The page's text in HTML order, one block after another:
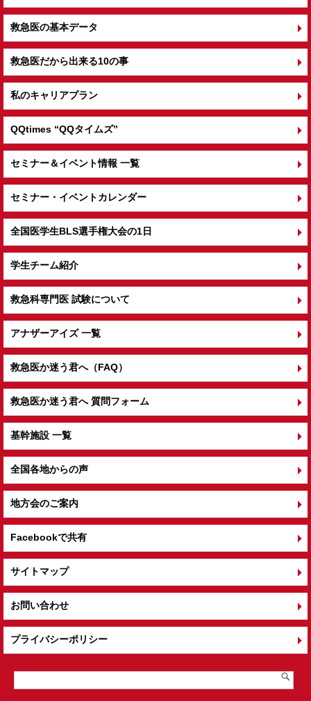
救急医の基本データ
救急医だから出来る10の事
私のキャリアプラン
QQtimes “QQタイムズ”
セミナー＆イベント情報 一覧
セミナー・イベントカレンダー
全国医学生BLS選手権大会の1日
学生チーム紹介
救急科専門医 試験について
アナザーアイズ 一覧
救急医か迷う君へ（FAQ）
救急医か迷う君へ 質問フォーム
基幹施設 一覧
全国各地からの声
地方会のご案内
Facebookで共有
サイトマップ
お問い合わせ
プライバシーポリシー